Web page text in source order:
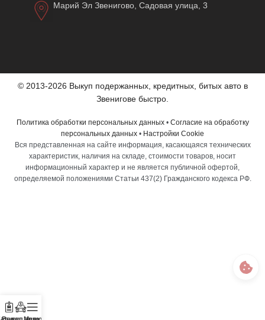
Марий Эл Звенигово, Садовая улица, 3
© 2013-2026 Выкуп подержанных, кредитных, битых авто в
Звенигове быстро.
Политика обработки персональных данных• Согласие на обработку
персональных данных • Настройки Cookie
Вся представленная на сайте информация, касающаяся технических
характеристик, наличия на складе, стоимости товаров, носит
информационный характер и не является публичной офертой,
определяемой положениями Статьи 437(2) Гражданского кодекса РФ.